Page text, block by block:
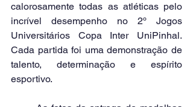
calorosamente todas as atléticas pelo
incrível desempenho no 2º Jogos
Universitários Copa Inter UniPinhal.
Cada partida foi uma demonstração de
talento, determinação e espírito
esportivo.